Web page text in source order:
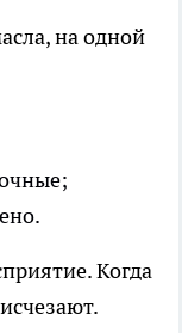
на одной
Когда